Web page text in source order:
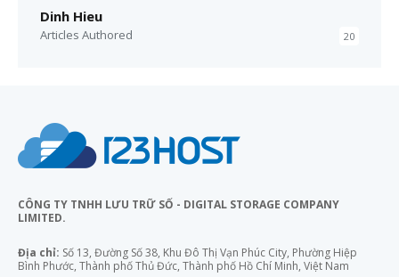
Dinh Hieu
Articles Authored 20
CÔNG TY TNHH LƯU TRỮ SỐ - DIGITAL STORAGE COMPANY
LIMITED.
Địa chỉ: Số 13, Đường Số 38, Khu Đô Thị Vạn Phúc City, Phường Hiệp
Bình Phước, Thành phố Thủ Đức, Thành phố Hồ Chí Minh, Việt Nam